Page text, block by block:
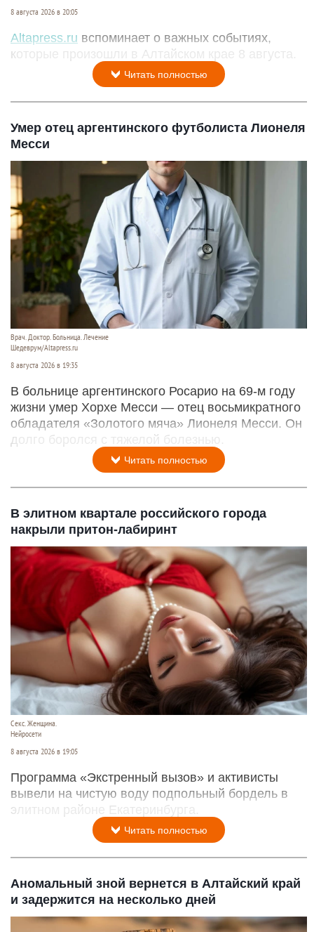
8 августа 2026 в 20:05
Altapress.ru вспоминает о важных событиях,
которые произошли в Алтайском крае 8 августа.
Читать полностью
Умер отец аргентинского футболиста Лионеля
Месси
Врач. Доктор. Больница. Лечение
Шедеврум/Altapress.ru
8 августа 2026 в 19:35
В больнице аргентинского Росарио на 69-м году
жизни умер Хорхе Месси — отец восьмикратного
обладателя «Золотого мяча» Лионеля Месси. Он
долго боролся с тяжелой болезнью.
Читать полностью
В элитном квартале российского города
накрыли притон-лабиринт
Секс. Женщина.
Нейросети
8 августа 2026 в 19:05
Программа «Экстренный вызов» и активисты
вывели на чистую воду подпольный бордель в
элитном районе Екатеринбурга.
Читать полностью
Аномальный зной вернется в Алтайский край
и задержится на несколько дней